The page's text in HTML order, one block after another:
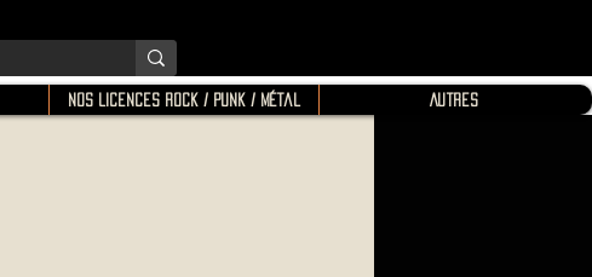
Nos Licences Rock / Punk / Métal Autres